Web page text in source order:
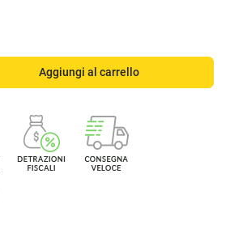
Aggiungi al carrello